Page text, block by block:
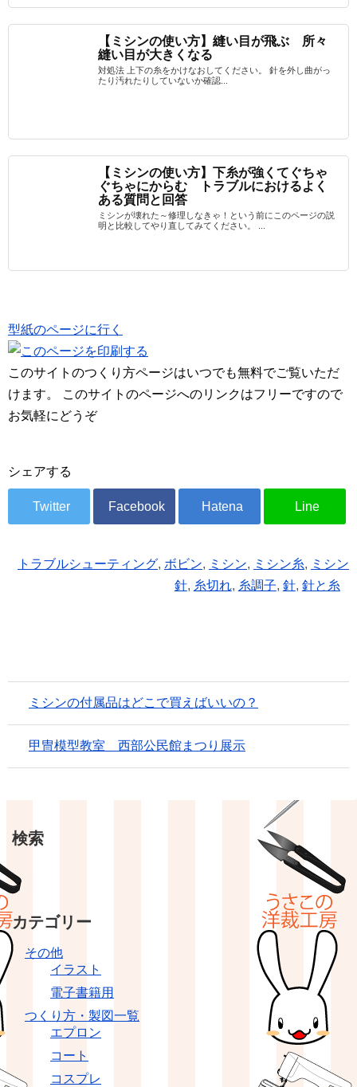
【ミシンの使い方】縫い目が飛ぶ 所々
縫い目が大きくなる
対処法 上下の糸をかけなおしてください。 針を外し曲がっ
たり汚れたりしていないか確認...
【ミシンの使い方】下糸が強くてぐちゃ
ぐちゃにからむ トラブルにおけるよく
ある質問と回答
ミシンが壊れた～修理しなきゃ！という前にこのページの説
明と比較してやり直してみてください。 ...
型紙のページに行く
このサイトのつくり方ページはいつでも無料でご覧いただ
けます。 このサイトのページへのリンクはフリーですので
お気軽にどうぞ
シェアする
トラブルシューティング, ボビン, ミシン, ミシン糸, ミシン
針, 糸切れ, 糸調子, 針, 針と糸
ミシンの付属品はどこで買えばいいの？
甲冑模型教室 西部公民館まつり展示
検索
カテゴリー
その他
イラスト
電子書籍用
つくり方・製図一覧
エプロン
コート
コスプレ